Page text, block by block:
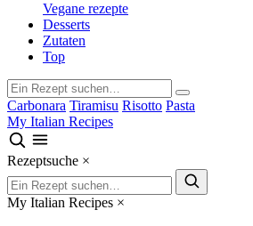
Vegane rezepte
Desserts
Zutaten
Top
Carbonara Tiramisu Risotto Pasta
My Italian Recipes
Rezeptsuche ×
My Italian Recipes ×